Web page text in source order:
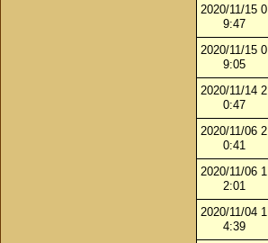
2020/11/15 0
9:47
2020/11/15 0
9:05
2020/11/14 2
0:47
2020/11/06 2
0:41
2020/11/06 1
2:01
2020/11/04 1
4:39